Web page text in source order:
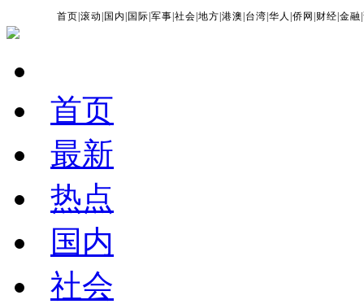
首页 |滚动 国内 国际 |军事 |社会 |地方 |港澳 台湾 |华人 |侨网 财经 |金融 |
首页
最新
热点
国内
社会